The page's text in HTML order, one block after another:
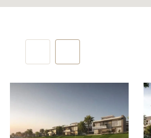
и парковкой.
объекта и
островной район